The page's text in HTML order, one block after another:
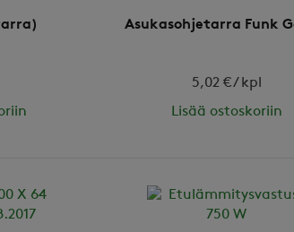
Asukasohjetarra Funk
5,02 € / kpl
Lisää ostoskoriin